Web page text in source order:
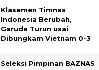
Klasemen Timnas
Indonesia Berubah,
Garuda Turun usai
Dibungkam Vietnam 0-3
Seleksi Pimpinan BAZNAS